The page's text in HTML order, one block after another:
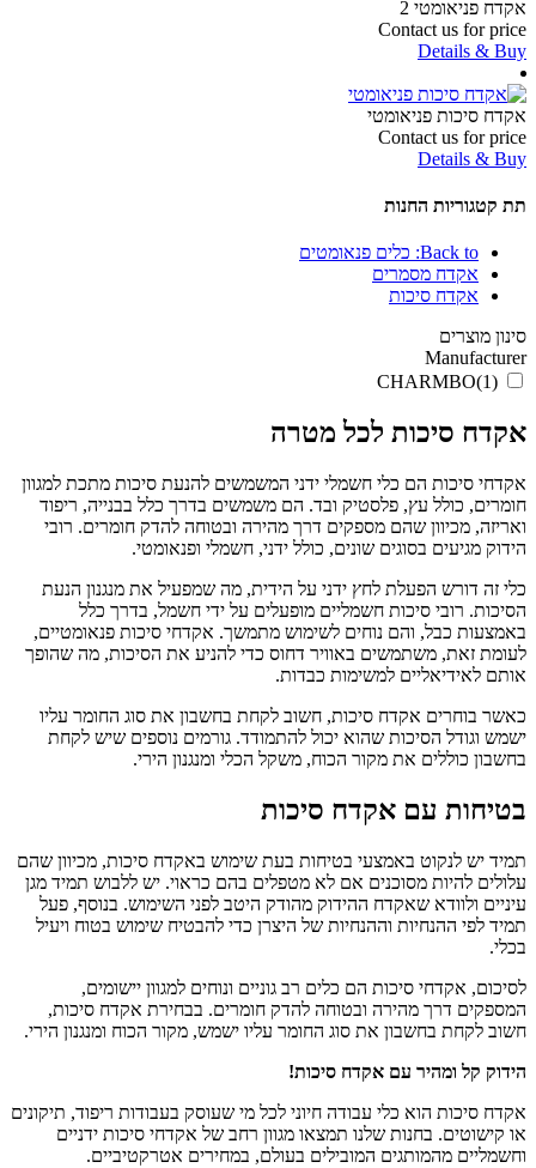
אקדח פניאומטי 2
Contact us for price
Details & Buy
אקדח סיכות פניאומטי
Contact us for price
Details & Buy
תת קטגוריות החנות
Back to: כלים פנאומטים
אקדח מסמרים
אקדח סיכות
סינון מוצרים
Manufacturer
CHARMBO(1)
אקדח סיכות לכל מטרה
אקדחי סיכות הם כלי חשמלי ידני המשמשים להנעת סיכות מתכת למגוון
חומרים, כולל עץ, פלסטיק ובד. הם משמשים בדרך כלל בבנייה, ריפוד
ואריזה, מכיוון שהם מספקים דרך מהירה ובטוחה להדק חומרים. רובי
הידוק מגיעים בסוגים שונים, כולל ידני, חשמלי ופנאומטי.
כלי זה דורש הפעלת לחץ ידני על הידית, מה שמפעיל את מנגנון הנעת
הסיכות. רובי סיכות חשמליים מופעלים על ידי חשמל, בדרך כלל
באמצעות כבל, והם נוחים לשימוש מתמשך. אקדחי סיכות פנאומטיים,
לעומת זאת, משתמשים באוויר דחוס כדי להניע את הסיכות, מה שהופך
אותם לאידיאליים למשימות כבדות.
כאשר בוחרים אקדח סיכות, חשוב לקחת בחשבון את סוג החומר עליו
ישמש וגודל הסיכות שהוא יכול להתמודד. גורמים נוספים שיש לקחת
בחשבון כוללים את מקור הכוח, משקל הכלי ומנגנון הירי.
בטיחות עם אקדח סיכות
תמיד יש לנקוט באמצעי בטיחות בעת שימוש באקדח סיכות, מכיוון שהם
עלולים להיות מסוכנים אם לא מטפלים בהם כראוי. יש ללבוש תמיד מגן
עיניים ולוודא שאקדח ההידוק מהודק היטב לפני השימוש. בנוסף, פעל
תמיד לפי ההנחיות וההנחיות של היצרן כדי להבטיח שימוש בטוח ויעיל
בכלי.
לסיכום, אקדחי סיכות הם כלים רב גוניים ונוחים למגוון יישומים,
המספקים דרך מהירה ובטוחה להדק חומרים. בבחירת אקדח סיכות,
חשוב לקחת בחשבון את סוג החומר עליו ישמש, מקור הכוח ומנגנון הירי.
הידוק קל ומהיר עם אקדח סיכות!
אקדח סיכות הוא כלי עבודה חיוני לכל מי שעוסק בעבודות ריפוד, תיקונים
או קישוטים. בחנות שלנו תמצאו מגוון רחב של אקדחי סיכות ידניים
וחשמליים מהמותגים המובילים בעולם, במחירים אטרקטיביים.